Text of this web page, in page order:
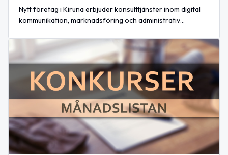
Nytt företag i Kiruna erbjuder konsulttjänster inom digital
kommunikation, marknadsföring och administrativ